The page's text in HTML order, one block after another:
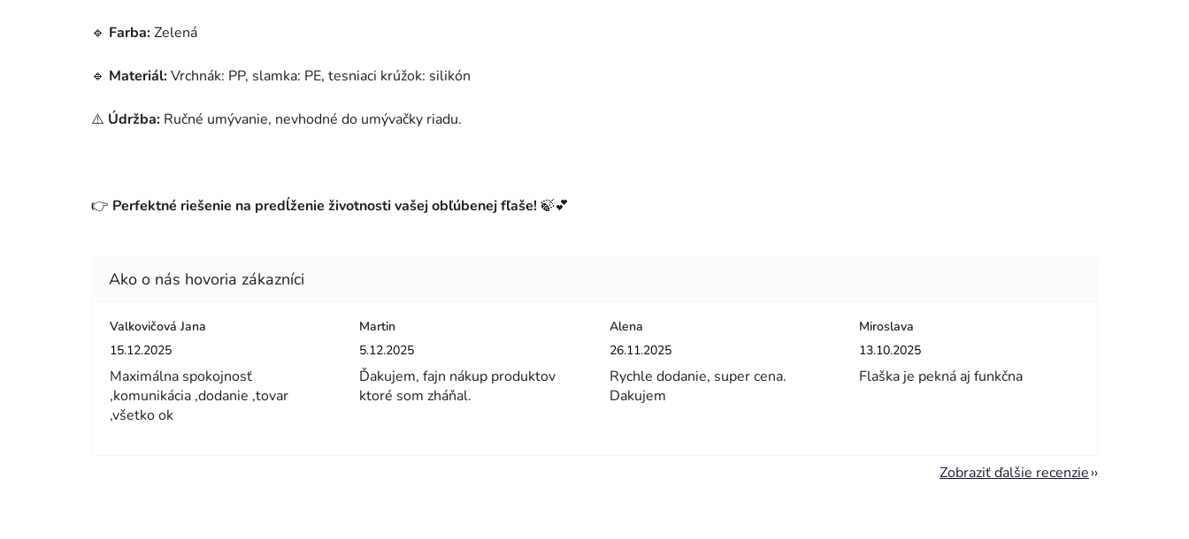
🔹 Farba:Zelená
🔹 Materiál:Vrchnák: PP, slamka: PE, tesniaci krúžok: silikón
⚠️ Údržba: Ručné umývanie, nevhodné do umývačky riadu.
👉 Perfektné riešenie na predĺženie životnosti vašej obľúbenej fľaše! 🍃💕
Valkovičová Jana
Hodnotenie obchodu je 5 z 5 hviezdičiek.
15.12.2025
Maximálna spokojnosť
,komunikácia ,dodanie ,tovar
,všetko ok
Martin
Hodnotenie obchodu je 5 z 5 hviezdičiek.
5.12.2025
Ďakujem, fajn nákup produktov
ktoré som zháňal.
Alena
Hodnotenie obchodu je 5 z 5 hviezdičiek.
26.11.2025
Rychle dodanie, super cena.
Dakujem
Miroslava
Hodnotenie obchodu je 5 z 5 hviezdičiek.
13.10.2025
Flaška je pekná aj funkčna
Zobraziť ďalšie recenzie